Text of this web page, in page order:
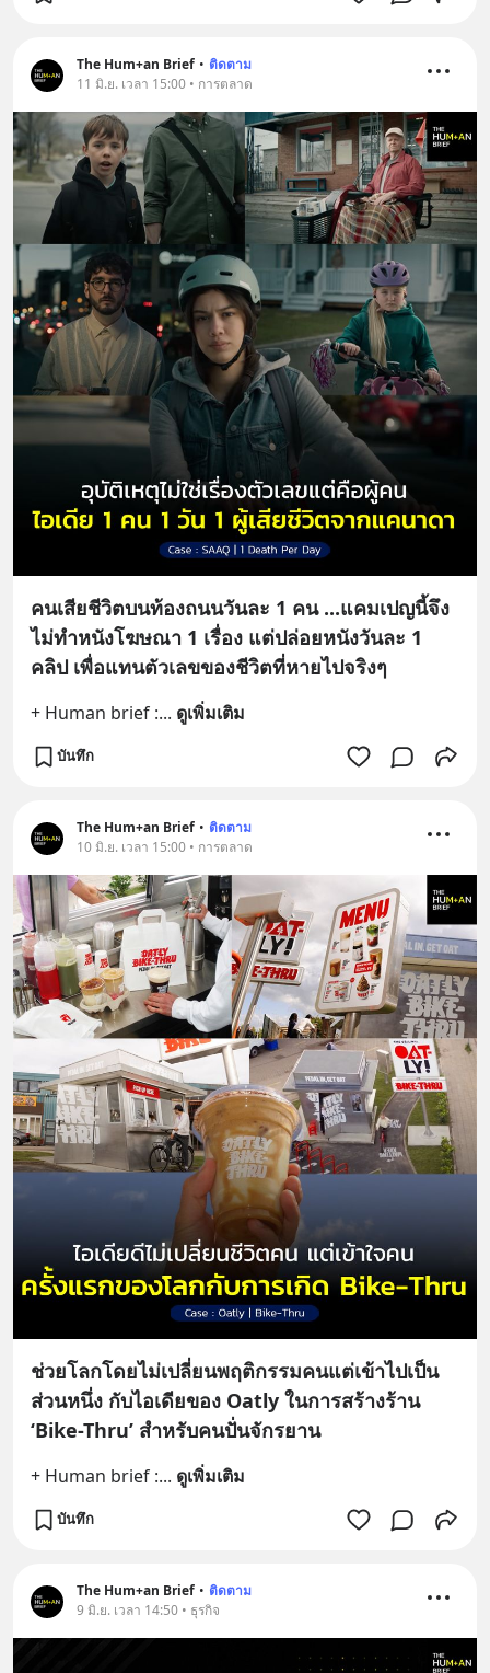
The Hum+an Brief • ติดตาม
11 มิ.ย. เวลา 15:00 • การตลาด
คนเสียชีวิตบนท้องถนนวันละ 1 คน ...แคมเปญนี้จึง
ไม่ทำหนังโฆษณา 1 เรื่อง แต่ปล่อยหนังวันละ 1
คลิป เพื่อแทนตัวเลขของชีวิตที่หายไปจริงๆ
+ Human brief :... ดูเพิ่มเติม
บันทึก
The Hum+an Brief • ติดตาม
10 มิ.ย. เวลา 15:00 • การตลาด
ช่วยโลกโดยไม่เปลี่ยนพฤติกรรมคนแต่เข้าไปเป็น
ส่วนหนึ่ง กับไอเดียของ Oatly ในการสร้างร้าน
‘Bike-Thru’ สำหรับคนปั่นจักรยาน
+ Human brief :... ดูเพิ่มเติม
บันทึก
The Hum+an Brief • ติดตาม
9 มิ.ย. เวลา 14:50 • ธุรกิจ